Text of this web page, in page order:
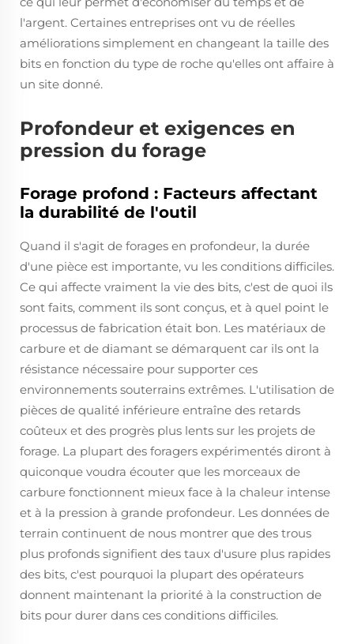
l'argent. Certaines entreprises ont vu de réelles
améliorations simplement en changeant la taille des
bits en fonction du type de roche qu'elles ont affaire à
un site donné.
Profondeur et exigences en
pression du forage
Forage profond : Facteurs affectant
la durabilité de l'outil
Quand il s'agit de forages en profondeur, la durée
d'une pièce est importante, vu les conditions difficiles.
Ce qui affecte vraiment la vie des bits, c'est de quoi ils
sont faits, comment ils sont conçus, et à quel point le
processus de fabrication était bon. Les matériaux de
carbure et de diamant se démarquent car ils ont la
résistance nécessaire pour supporter ces
environnements souterrains extrêmes. L'utilisation de
pièces de qualité inférieure entraîne des retards
coûteux et des progrès plus lents sur les projets de
forage. La plupart des foragers expérimentés diront à
quiconque voudra écouter que les morceaux de
carbure fonctionnent mieux face à la chaleur intense
et à la pression à grande profondeur. Les données de
terrain continuent de nous montrer que des trous
plus profonds signifient des taux d'usure plus rapides
des bits, c'est pourquoi la plupart des opérateurs
donnent maintenant la priorité à la construction de
bits pour durer dans ces conditions difficiles.